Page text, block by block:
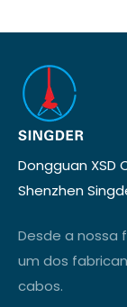
Dongguan XSD
Shenzhen
Desde a nossa
um dos
cabos.